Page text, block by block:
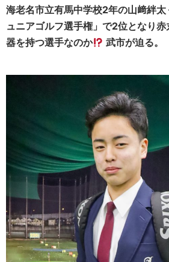
海老名市立有馬中学校2年の山﨑絆
ュニアゴルフ選手権」で2位となり
器を持つ選手なのか
武市が迫る。